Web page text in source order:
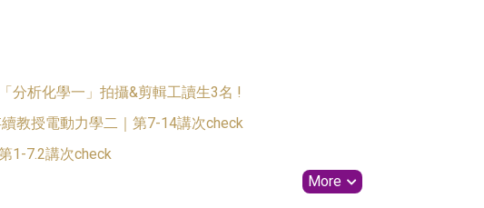
分析化學一」拍攝&剪輯工讀生3名 !
教授電動力學二｜第7-14講次check
1-7.2講次check
More